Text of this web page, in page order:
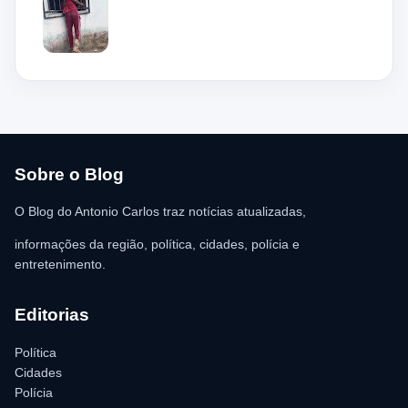
de 36 anos, teria tentado invadir um estabelecimento comercial,
mas acabou ficando preso na grade do imóvel. Ao chegar ao
local, a guarnição encontrou o homem deitado no chão,
aparentando estar desacordado. De acordo com a vítima,
chegada dos policiais. O Serviço de Atendimento Móvel de
para as providências legais.
Sobre o Blog
O Blog do Antonio Carlos traz notícias atualizadas,
informações da região, política, cidades, polícia e
entretenimento.
Editorias
Política
Cidades
Polícia